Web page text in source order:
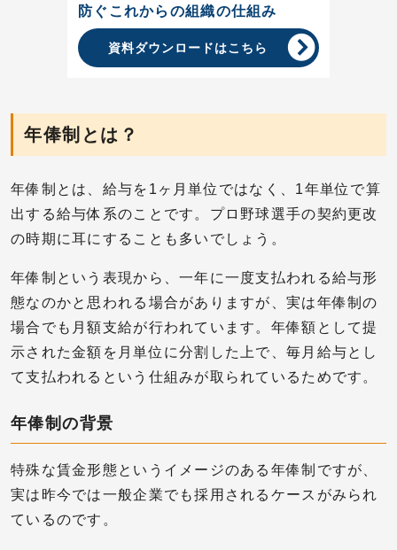
防ぐこれからの組織の仕組み
資料ダウンロードはこちら
年俸制とは？
年俸制とは、給与を1ヶ月単位ではなく、1年単位で算
出する給与体系のことです。プロ野球選手の契約更改
の時期に耳にすることも多いでしょう。
年俸制という表現から、一年に一度支払われる給与形
態なのかと思われる場合がありますが、実は年俸制の
場合でも月額支給が行われています。年俸額として提
示された金額を月単位に分割した上で、毎月給与とし
て支払われるという仕組みが取られているためです。
年俸制の背景
特殊な賃金形態というイメージのある年俸制ですが、
実は昨今では一般企業でも採用されるケースがみられ
ているのです。